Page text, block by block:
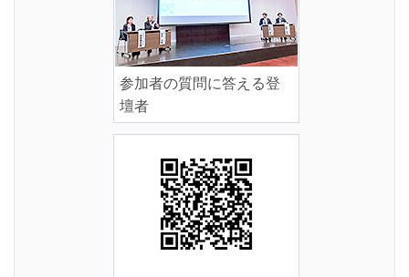
参加者の質問に答える登
壇者